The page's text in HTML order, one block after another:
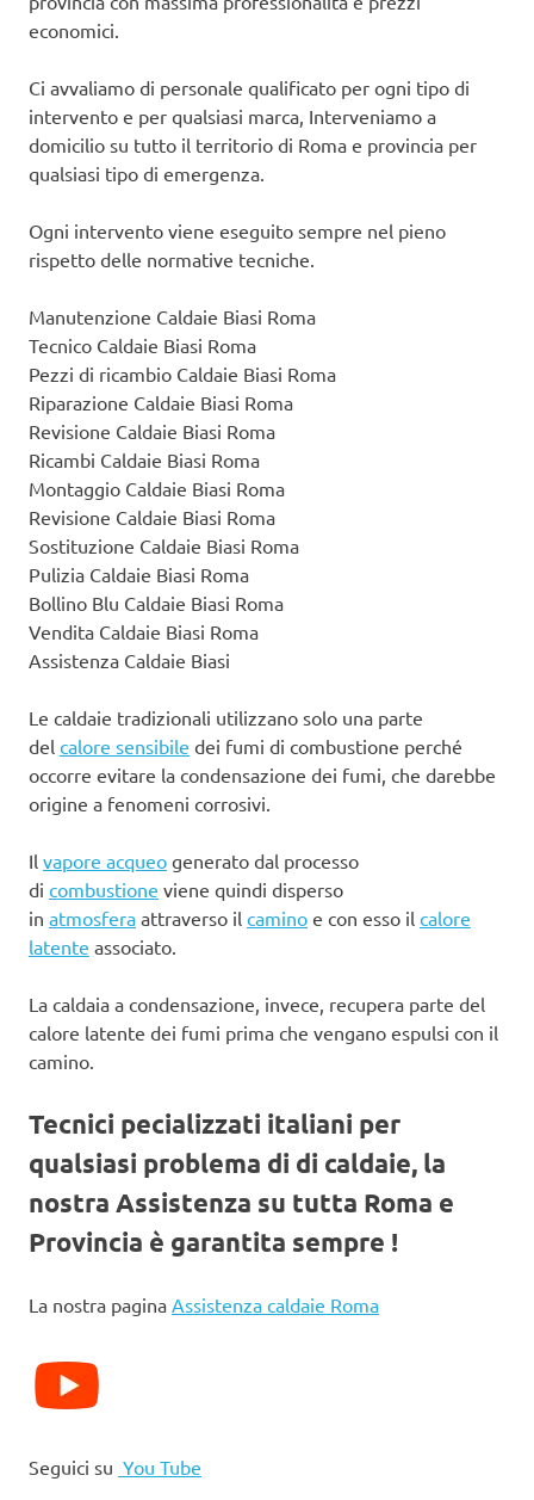
economici.
Ci avvaliamo di personale qualificato per ogni tipo di
intervento e per qualsiasi marca, Interveniamo a
domicilio su tutto il territorio di Roma e provincia per
qualsiasi tipo di emergenza.
Ogni intervento viene eseguito sempre nel pieno
rispetto delle normative tecniche.
Manutenzione Caldaie Biasi Roma
Tecnico Caldaie Biasi Roma
Pezzi di ricambio Caldaie Biasi Roma
Riparazione Caldaie Biasi Roma
Revisione Caldaie Biasi Roma
Ricambi Caldaie Biasi Roma
Montaggio Caldaie Biasi Roma
Revisione Caldaie Biasi Roma
Sostituzione Caldaie Biasi Roma
Pulizia Caldaie Biasi Roma
Bollino Blu Caldaie Biasi Roma
Vendita Caldaie Biasi Roma
Assistenza Caldaie Biasi
Le caldaie tradizionali utilizzano solo una parte
del calore sensibile dei fumi di combustione perché
occorre evitare la condensazione dei fumi, che darebbe
origine a fenomeni corrosivi.
Il vapore acqueo generato dal processo
di combustione viene quindi disperso
in atmosfera attraverso il camino e con esso il calore
latente associato.
La caldaia a condensazione, invece, recupera parte del
calore latente dei fumi prima che vengano espulsi con il
camino.
Tecnici pecializzati italiani per
qualsiasi problema di di caldaie, la
nostra Assistenza su tutta Roma e
Provincia è garantita sempre !
La nostra pagina Assistenza caldaie Roma
Seguici su You Tube